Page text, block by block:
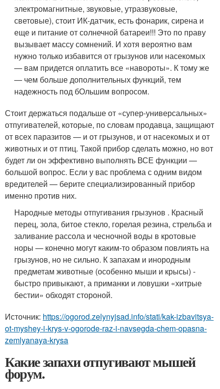
электромагнитные, звуковые, утразвуковые,
световые), стоит ИК-датчик, есть фонарик, сирена и
еще и питание от солнечной батареи!!! Это по праву
вызывает массу сомнений. И хотя вероятно вам
нужно только избавится от грызунов или насекомых
— вам придется оплатить все «навороты». К тому же
— чем больше дополнительных функций, тем
надежность под бОльшим вопросом.
Стоит держаться подальше от «супер-универсальных»
отпугивателей, которые, по словам продавца, защищают
от всех паразитов — и от грызунов, и от насекомых и от
животных и от птиц. Такой прибор сделать можно, но вот
будет ли он эффективно выполнять ВСЕ функции —
большой вопрос. Если у вас проблема с одним видом
вредителей — берите специализированный прибор
именно против них.
Народные методы отпугивания грызунов . Красный
перец, зола, битое стекло, горелая резина, стрельба и
заливание рассола и чесночной воды в кротовые
норы — конечно могут каким-то образом повлиять на
грызунов, но не сильно. К запахам и инородным
предметам животные (особенно мыши и крысы) -
быстро привыкают, а приманки и ловушки «хитрые
бестии» обходят стороной.
Источник: https://ogorod.zelynyjsad.info/stati/kak-izbavitsya-
ot-myshey-i-krys-v-ogorode-raz-i-navsegda-chem-opasna-
zemlyanaya-krysa
Какие запахи отпугивают мышей
форум.